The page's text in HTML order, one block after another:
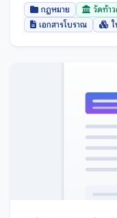
ไทลื้อ (ใหม่)
ไทเหนือ
ไทย
กรุงเทพมหา
กาญจนบุรี
กาฬสินธุ์
กำแพงเพชร
กฎหมาย
วัดท้าว
เอกสารโบราณ